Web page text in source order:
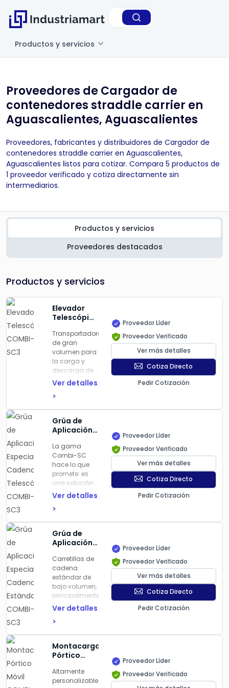
Productos y servicios
Proveedores de Cargador de
contenedores straddle carrier en
Aguascalientes, Aguascalientes
Proveedores, fabricantes y distribuidores de Cargador de
contenedores straddle carrier en Aguascalientes,
Aguascalientes listos para cotizar. Compara 5 productos de
1 proveedor verificado y cotiza directamente sin
intermediarios.
Productos y servicios
Proveedores destacados
Productos y servicios
Elevador
Telescópico
Transportadores
de gran
volumen para
la carga y
descarga de
contenedores
telescópica
que permite
apilar dos
contenedores.
El accesorio
Toplift permite
la
manipulación
de más de 12
contenedores
Capacidad:
Carrera de
Elevación:
2200mm
4925 mm –
6725 mm
Ancho Total:
4920 mm
Anchura de la
zona de
Altura de la
zona de
Carga:4360
mm
Ver detalles
>
Proveedor Líder
Proveedor Verificado
Ver más detalles
Cotiza Directo
Pedir Cotización
Grúa de
Aplicación
Cadena
Telescópica
COMBI-SC3
La gama
Combi-SC
hace lo que
promete: es
una solución
de
de
contenedores
rentable y
flexible que
garantiza un
rápido retorno
de la inversión
incluso para
empresas con
niveles de
relativamente
bajos.
de la Combi-
SC de apilar
contenedores
en dos
ocasiones en
Ver detalles
>
Proveedor Líder
Proveedor Verificado
Ver más detalles
Cotiza Directo
Pedir Cotización
Grúa de
Aplicación
Cadena
Estándar
COMBI-SC3
Carretillas de
cadena
estándar de
bajo volumen,
principalmente
para la carga
desde el
remolque al
suelo de
contenedores
y cargas
diversas
Capacidad:
Ver detalles
>
Proveedor Líder
Proveedor Verificado
Ver más detalles
Cotiza Directo
Pedir Cotización
Montacargas
Pórtico
COMBI-MG
Altamente
personalizable
Proveedor Líder
Proveedor Verificado